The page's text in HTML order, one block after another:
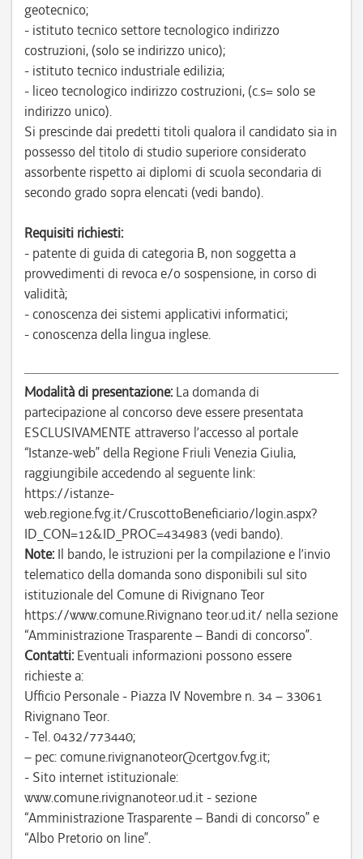
geotecnico;
- istituto tecnico settore tecnologico indirizzo
costruzioni, (solo se indirizzo unico);
- istituto tecnico industriale edilizia;
- liceo tecnologico indirizzo costruzioni, (c.s= solo se
indirizzo unico).
Si prescinde dai predetti titoli qualora il candidato sia in
possesso del titolo di studio superiore considerato
assorbente rispetto ai diplomi di scuola secondaria di
secondo grado sopra elencati (vedi bando).
Requisiti richiesti:
- patente di guida di categoria B, non soggetta a
provvedimenti di revoca e/o sospensione, in corso di
validità;
- conoscenza dei sistemi applicativi informatici;
- conoscenza della lingua inglese.
Modalità di presentazione: La domanda di
partecipazione al concorso deve essere presentata
ESCLUSIVAMENTE attraverso l’accesso al portale
“Istanze-web” della Regione Friuli Venezia Giulia,
raggiungibile accedendo al seguente link:
https://istanze-
web.regione.fvg.it/CruscottoBeneficiario/login.aspx?
ID_CON=12&ID_PROC=434983 (vedi bando).
Note: Il bando, le istruzioni per la compilazione e l’invio
telematico della domanda sono disponibili sul sito
istituzionale del Comune di Rivignano Teor
https://www.comune.Rivignano teor.ud.it/ nella sezione
“Amministrazione Trasparente – Bandi di concorso”.
Contatti: Eventuali informazioni possono essere
richieste a:
Ufficio Personale - Piazza IV Novembre n. 34 – 33061
Rivignano Teor.
- Tel. 0432/773440;
– pec: comune.rivignanoteor@certgov.fvg.it;
- Sito internet istituzionale:
www.comune.rivignanoteor.ud.it - sezione
“Amministrazione Trasparente – Bandi di concorso” e
“Albo Pretorio on line”.